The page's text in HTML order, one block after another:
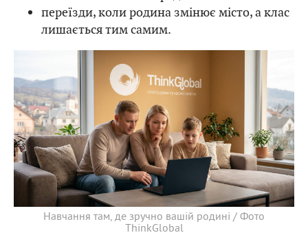
переїзди, коли родина змінює місто, а клас
лишається тим самим.
Навчання там, де зручно вашій родині / Фото
ThinkGlobal